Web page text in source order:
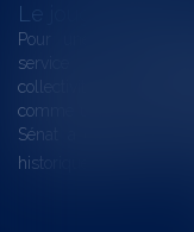
Le joug léger des
Pour une gestion
service du
collectivités Le
comme une charge.
Sénat a consacré,
historiques invite à y